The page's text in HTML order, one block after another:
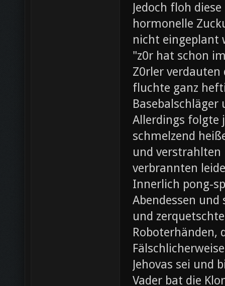
Jedoch floh
hormonelle
nicht eingeplant
"z0r hat schon
Z0rler
fluchte ganz
Allerdings folgte
schmelzend
und verstrahlten
verbrannten
Innerlich pong-
Abendessen
und
Roboterhänden,
Jehovas sei und
Vader bat die